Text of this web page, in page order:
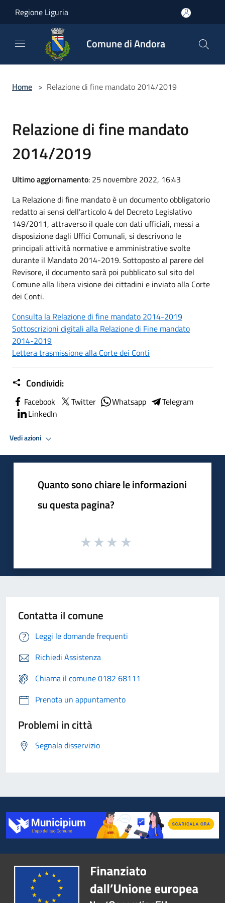
Regione Liguria
Comune di Andora
Home > Relazione di fine mandato 2014/2019
Relazione di fine mandato
2014/2019
Ultimo aggiornamento: 25 novembre 2022, 16:43
La Relazione di fine mandato è un documento obbligatorio
redatto ai sensi dell’articolo 4 del Decreto Legislativo
149/2011, attraverso il quale con dati ufficiali, messi a
disposizione dagli Uffici Comunali, si descrivono le
principali attività normative e amministrative svolte
durante il Mandato 2014-2019. Sottoposto al parere del
Revisore, il documento sarà poi pubblicato sul sito del
Comune alla libera visione dei cittadini e inviato alla Corte
dei Conti.
Consulta la Relazione di fine mandato 2014-2019
Sottoscrizioni digitali alla Relazione di Fine mandato
2014-2019
Lettera trasmissione alla Corte dei Conti
Condividi:
Facebook Twitter Whatsapp
Telegram
LinkedIn
Vedi azioni
Quanto sono chiare le informazioni
su questa pagina?
Contatta il comune
Leggi le domande frequenti
Richiedi Assistenza
Chiama il comune 0182 68111
Prenota un appuntamento
Problemi in città
Segnala disservizio